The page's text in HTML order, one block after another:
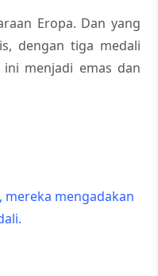
Eropa. Dan yang
dengan tiga medali
menjadi emas dan
mereka mengadakan